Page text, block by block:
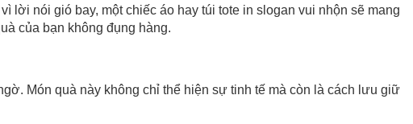
nói gió bay, một chiếc áo hay túi tote in slogan vui nhộn sẽ mang
của bạn không đụng hàng.
Món quà này không chỉ thể hiện sự tinh tế mà còn là cách lưu giữ